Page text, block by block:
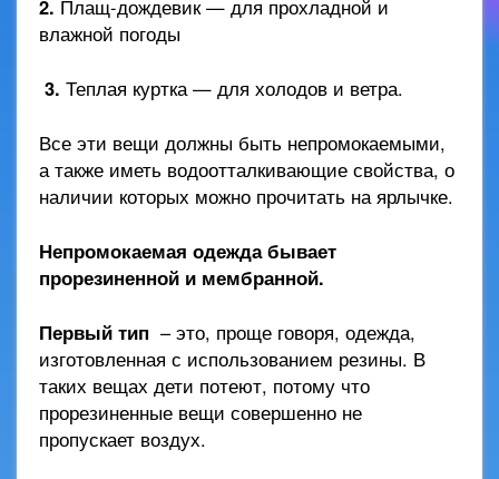
2. Плащ-дождевик — для прохладной и
влажной погоды
3. Теплая куртка — для холодов и ветра.
Все эти вещи должны быть непромокаемыми,
а также иметь водоотталкивающие свойства, о
наличии которых можно прочитать на ярлычке.
Непромокаемая одежда бывает
прорезиненной и мембранной.
Первый тип – это, проще говоря, одежда,
изготовленная с использованием резины. В
таких вещах дети потеют, потому что
прорезиненные вещи совершенно не
пропускает воздух.